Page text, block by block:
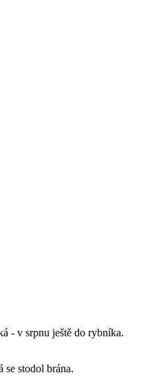
- v srpnu ještě do rybníka.
se stodol brána.